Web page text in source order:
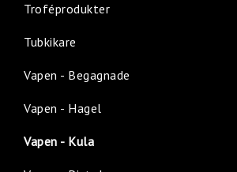
Troféprodukter
Tubkikare
Vapen - Begagnade
Vapen - Hagel
Vapen - Kula